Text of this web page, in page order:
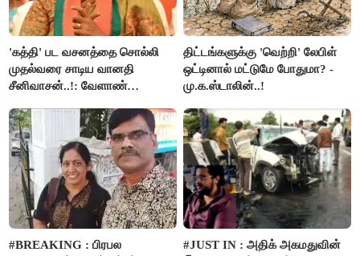
'கத்தி' பட வசனத்தை சொல்லி
முதல்வரை சாடிய வானதி
சீனிவாசன்..!: வேளாண்
எதிர்ப்பு!
திட்டங்களுக்கு 'வெற்றி' லேபிள்
ஒட்டினால் மட்டுமே போதுமா? -
மு.க.ஸ்டாலின்..!
#BREAKING : பிரபல
#JUST IN : அதிக் அகமதுவின்